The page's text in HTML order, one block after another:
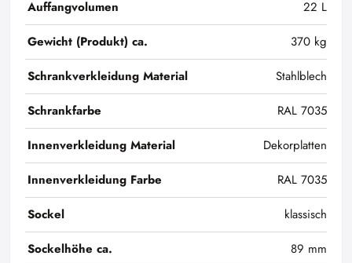
Auffangvolumen
22 L
Gewicht (Produkt) ca.
370 kg
Schrankverkleidung Material
Stahlblech
Schrankfarbe
RAL 7035
Innenverkleidung Material
Dekorplatten
Innenverkleidung Farbe
RAL 7035
Sockel
klassisch
Sockelhöhe ca.
89 mm